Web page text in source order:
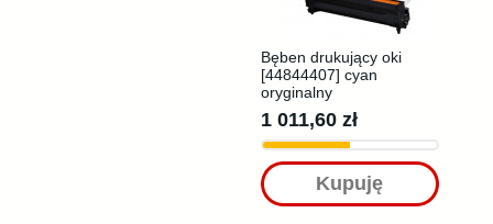
Bęben drukujący oki
[44844407] cyan
oryginalny
1 011,60 zł
Kupuję